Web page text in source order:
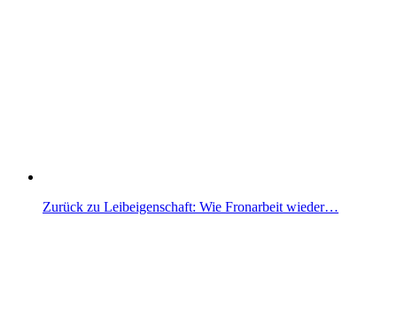
Zurück zu Leibeigenschaft: Wie Fronarbeit wieder…